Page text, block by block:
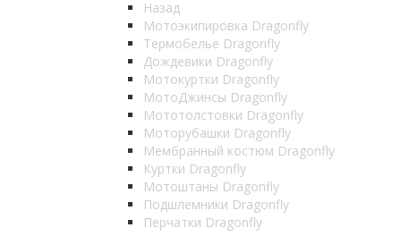
Назад
Мотоэкипировка Dragonfly
Термобелье Dragonfly
Дождевики Dragonfly
Мотокуртки Dragonfly
МотоДжинсы Dragonfly
Мототолстовки Dragonfly
Моторубашки Dragonfly
Мембранный костюм Dragonfly
Куртки Dragonfly
Мотоштаны Dragonfly
Подшлемники Dragonfly
Перчатки Dragonfly